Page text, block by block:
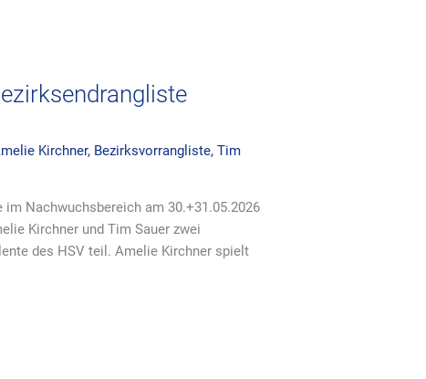
Kirchner, Bezirksvorrangliste, Tim
Nachwuchsbereich am 30.+31.05.2026
Kirchner und Tim Sauer zwei
des HSV teil. Amelie Kirchner spielt